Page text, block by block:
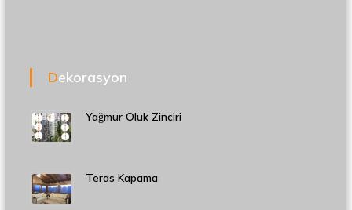
Dekorasyon
Yağmur Oluk Zinciri
Teras Kapama